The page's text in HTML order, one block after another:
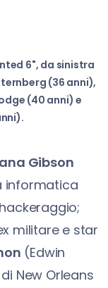
6", da sinistra
(36 anni),
(40 anni) e
Gibson
informatica
militare e star
(Edwin
New Orleans